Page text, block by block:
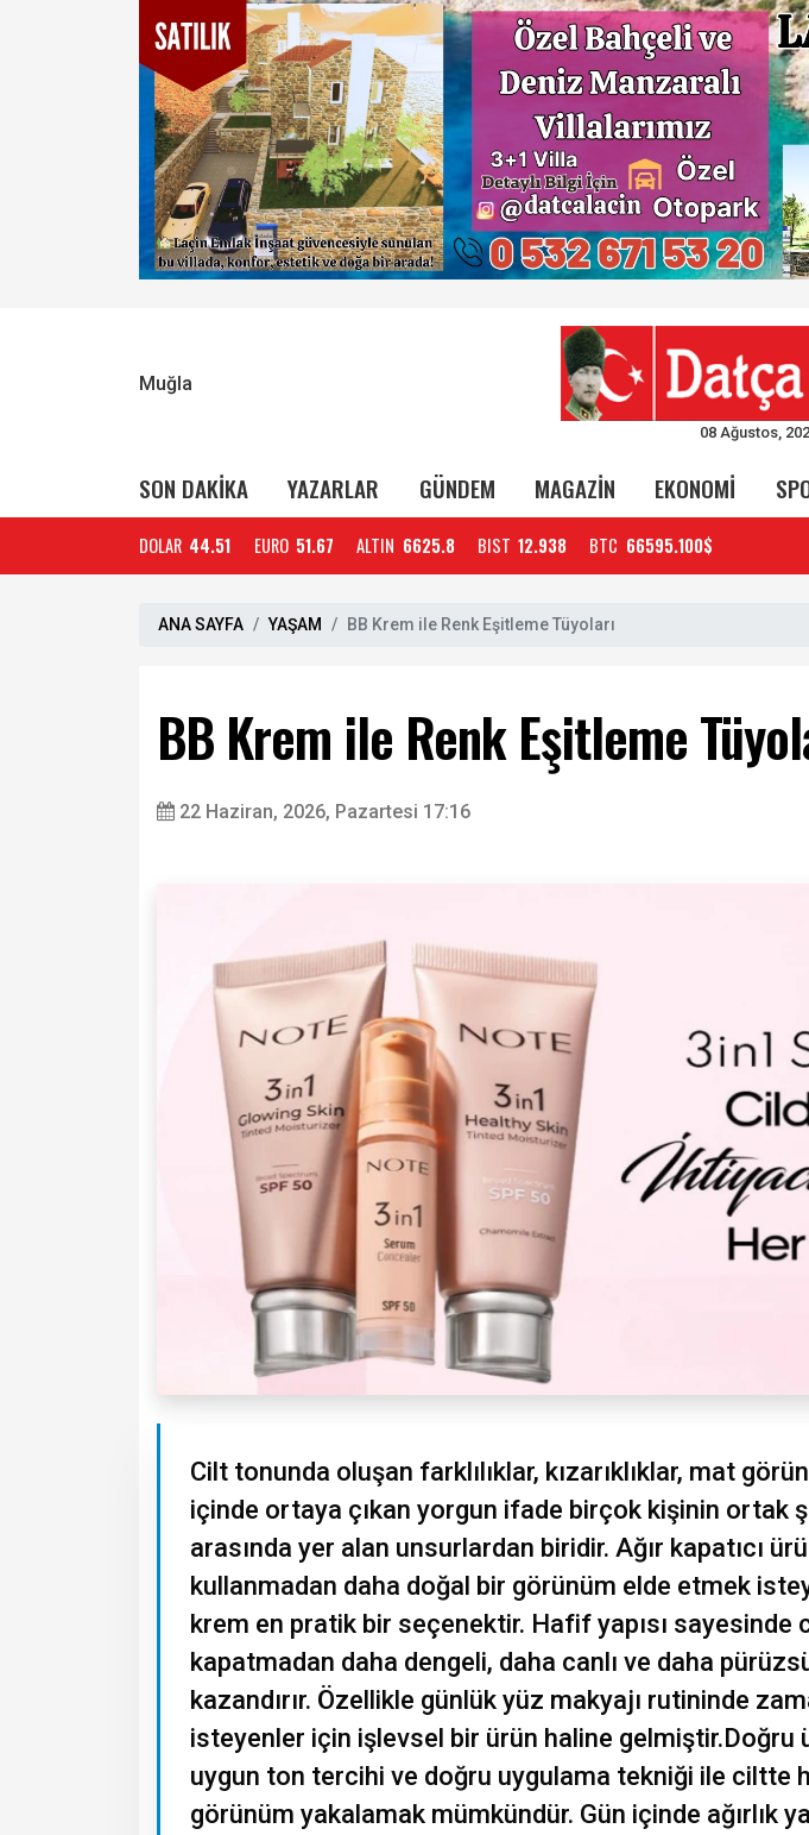
Muğla
08 Ağustos,
SON DAKİKA YAZARLAR GÜNDEM MAGAZİN EKONOMİ
DOLAR 44.51 EURO 51.67 ALTIN 6625.8 BIST 12.938 BTC 66595.100$
ANA SAYFA YAŞAM BB Krem ile Renk Eşitleme Tüyoları
BB Krem ile Renk Eşitleme
22 Haziran, 2026, Pazartesi 17:16
Cilt tonunda oluşan farklılıklar, kızarıklıklar, mat
içinde ortaya çıkan yorgun ifade birçok kişinin ortak
arasında yer alan unsurlardan biridir. Ağır kapatıcı
kullanmadan daha doğal bir görünüm elde etmek
krem en pratik bir seçenektir. Hafif yapısı sayesinde
kapatmadan daha dengeli, daha canlı ve daha
kazandırır. Özellikle günlük yüz makyajı rutininde
isteyenler için işlevsel bir ürün haline gelmiştir.Doğru
uygun ton tercihi ve doğru uygulama tekniği ile ciltte
görünüm yakalamak mümkündür. Gün içinde ağırlık